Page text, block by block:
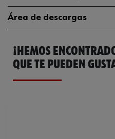
Ancho de fijación externa
Grosor de la punta del
Peso de máximo de la
Longitud de la punta del
Área de descargas
Catálogo General
Ficha Técnica
¡HEMOS
QUE TE PUEDEN